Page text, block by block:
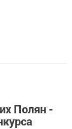
Полян -